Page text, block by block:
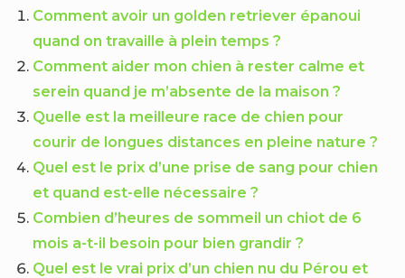
Comment avoir un golden retriever épanoui
quand on travaille à plein temps ?
Comment aider mon chien à rester calme et
serein quand je m’absente de la maison ?
Quelle est la meilleure race de chien pour
courir de longues distances en pleine nature ?
Quel est le prix d’une prise de sang pour chien
et quand est-elle nécessaire ?
Combien d’heures de sommeil un chiot de 6
mois a-t-il besoin pour bien grandir ?
Quel est le vrai prix d’un chien nu du Pérou et